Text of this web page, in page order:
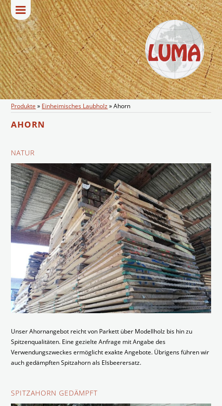
Produkte » Einheimisches Laubholz»Ahorn
AHORN
NATUR
Unser Ahornangebot reicht von Parkett über Modellholz bis hin zu
Spitzenqualitäten. Eine gezielte Anfrage mit Angabe des
Verwendungszweckes ermöglicht exakte Angebote. Übrigens führen wir
auch gedämpften Spitzahorn als Elsbeerersatz.
SPITZAHORN GEDÄMPFT